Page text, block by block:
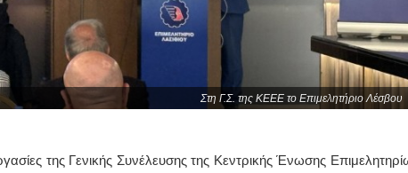
Στη Γ.Σ. της ΚΕΕΕ το Επιμελητήριο Λέσβου
της Γενικής Συνέλευσης της Κεντρικής Ένωσης